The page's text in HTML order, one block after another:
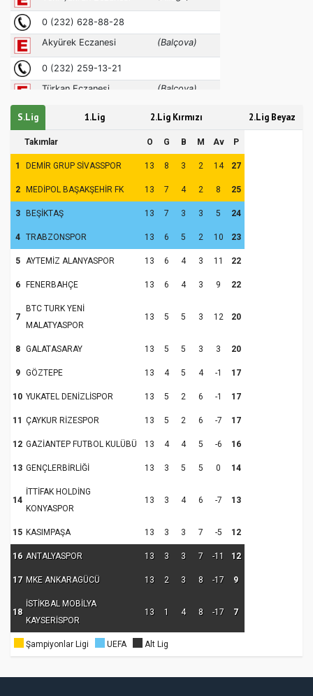
S.Lig 1.Lig 2.Lig Kırmızı 2.Lig Beyaz
Takımlar O G B M Av P
1 DEMİR GRUP SİVASSPOR 13 8 3 2 14 27
2 MEDİPOL BAŞAKŞEHİR FK 13 7 4 2 8 25
3 BEŞİKTAŞ 13 7 3 3 5 24
4 TRABZONSPOR 13 6 5 2 10 23
5 AYTEMİZ ALANYASPOR 13 6 4 3 11 22
6 FENERBAHÇE 13 6 4 3 9 22
7
BTC TURK YENİ
MALATYASPOR
13 5 5 3 12 20
8 GALATASARAY 13 5 5 3 3 20
9 GÖZTEPE 13 4 5 4 -1 17
10 YUKATEL DENİZLİSPOR 13 5 2 6 -1 17
11 ÇAYKUR RİZESPOR 13 5 2 6 -7 17
12 GAZİANTEP FUTBOL KULÜBÜ 13 4 4 5 -6 16
13 GENÇLERBİRLİĞİ 13 3 5 5 0 14
14
İTTİFAK HOLDİNG
KONYASPOR
13 3 4 6 -7 13
15 KASIMPAŞA 13 3 3 7 -5 12
16 ANTALYASPOR 13 3 3 7 -11 12
17 MKE ANKARAGÜCÜ 13 2 3 8 -17 9
18
İSTİKBAL MOBİLYA
KAYSERİSPOR
13 1 4 8 -17 7
Şampiyonlar Ligi UEFA Alt Lig